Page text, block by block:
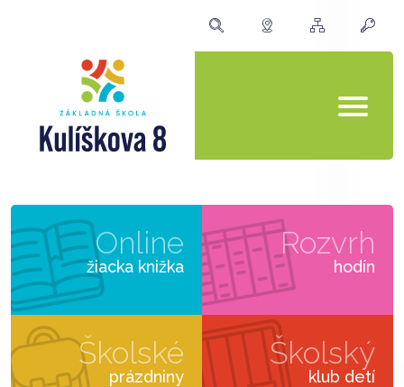
Online
žiacka knižka
Rozvrh
hodín
Školské
prázdniny
Školský
klub detí